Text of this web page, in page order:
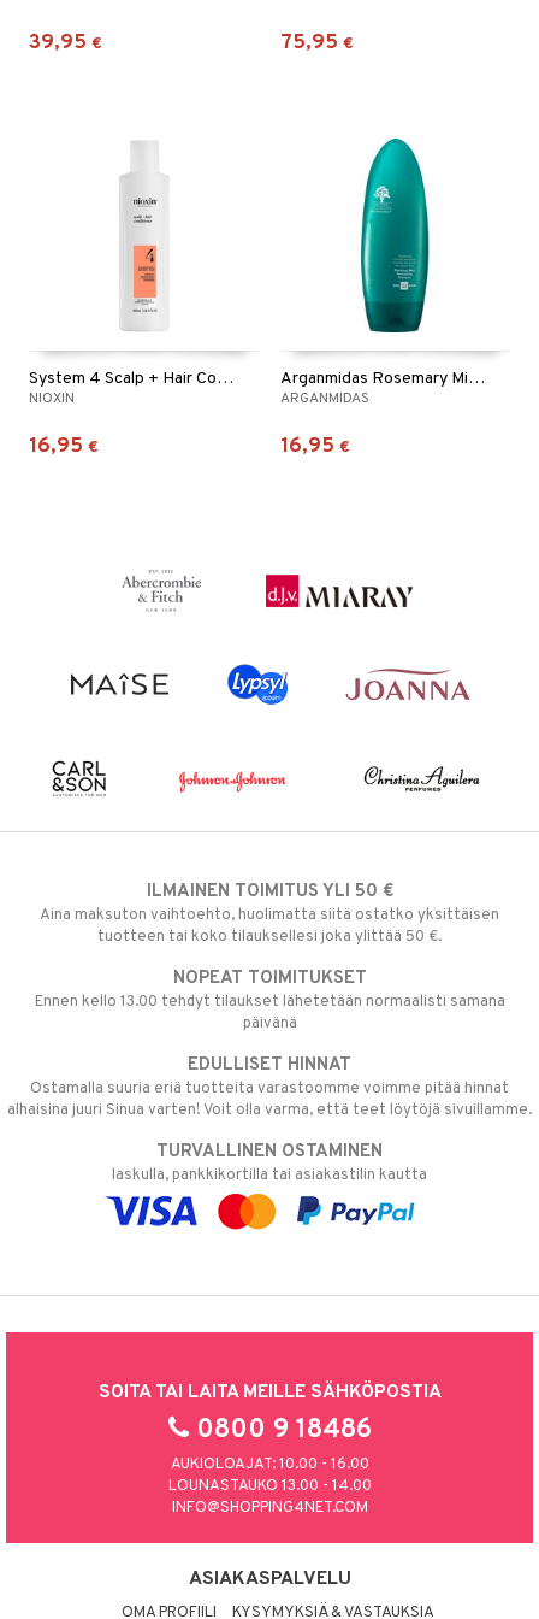
39,95 € 75,95 €
System 4 Scalp + Hair Conditioner
NIOXIN
16,95 €
Arganmidas Rosemary Mint Revitalizing Shampoo
ARGANMIDAS
16,95 €
ILMAINEN TOIMITUS YLI 50 €
Aina maksuton vaihtoehto, huolimatta siitä ostatko yksittäisen
tuotteen tai koko tilauksellesi joka ylittää 50 €.
NOPEAT TOIMITUKSET
Ennen kello 13.00 tehdyt tilaukset lähetetään normaalisti samana
päivänä
EDULLISET HINNAT
Ostamalla suuria eriä tuotteita varastoomme voimme pitää hinnat
alhaisina juuri Sinua varten! Voit olla varma, että teet löytöjä sivuillamme.
TURVALLINEN OSTAMINEN
laskulla, pankkikortilla tai asiakastilin kautta
SOITA TAI LAITA MEILLE SÄHKÖPOSTIA
0800 9 18486
AUKIOLOAJAT: 10.00 - 16.00
LOUNASTAUKO 13.00 - 14.00
INFO@SHOPPING4NET.COM
ASIAKASPALVELU
OMA PROFIILI KYSYMYKSIÄ & VASTAUKSIA